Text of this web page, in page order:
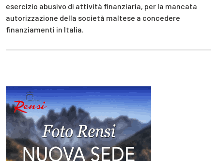
esercizio abusivo di attività finanziaria, per la mancata
autorizzazione della società maltese a concedere
finanziamenti in Italia.